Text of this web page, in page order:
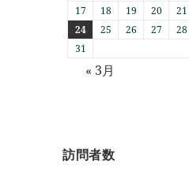
17
18 19 20 21
24
25 26 27 28
31
« 3月
訪問者数